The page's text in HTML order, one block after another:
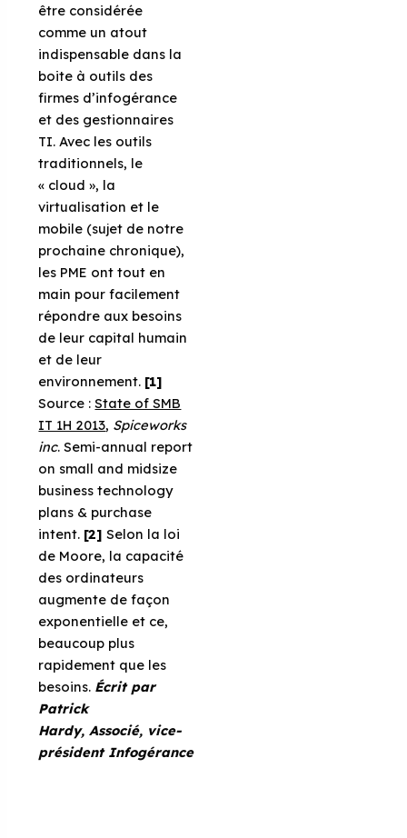
être considérée
comme un atout
indispensable dans la
boite à outils des
firmes d’infogérance
et des gestionnaires
TI. Avec les outils
traditionnels, le
« cloud », la
virtualisation et le
mobile (sujet de notre
prochaine chronique),
les PME ont tout en
main pour facilement
répondre aux besoins
de leur capital humain
et de leur
environnement. [1]
Source :State of SMB
IT 1H 2013, Spiceworks
inc. Semi-annual report
on small and midsize
business technology
plans & purchase
intent. [2] Selon la loi
de Moore, la capacité
des ordinateurs
augmente de façon
exponentielle et ce,
beaucoup plus
rapidement que les
besoins. Écrit par
Patrick
Hardy, Associé, vice-
président Infogérance